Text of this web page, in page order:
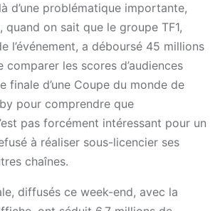
d’une problématique importante,
quand on sait que le groupe TF1,
l’événement, a déboursé 45 millions
comparer les scores d’audiences
finale d’une Coupe du monde de
pour comprendre que
pas forcément intéressant pour un
à réaliser sous-licencier ses
chaînes.
diffusés ce week-end, avec la